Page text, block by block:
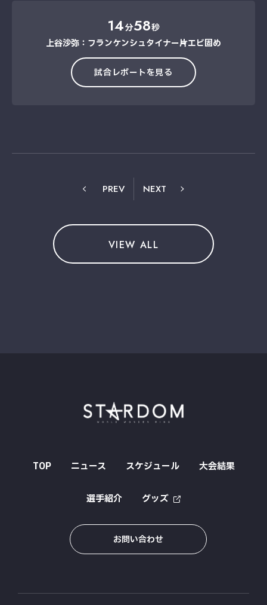
14分58秒
上谷沙弥：フランケンシュタイナー→片エビ固め
試合レポートを見る
PREV NEXT
VIEW ALL
TOP ニュース スケジュール 大会結果
選手紹介 グッズ
お問い合わせ